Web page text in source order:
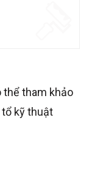
thể tham khảo
kỹ thuật